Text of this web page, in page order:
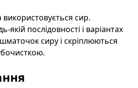
використовується сир.
якій послідовності і варіантах
сиру і скріплюються